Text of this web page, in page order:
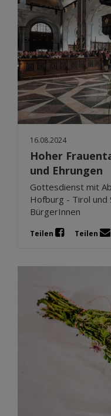
16.08.2024
Hoher
und Ehrungen
Gottesdienst mit
Hofburg - Tirol
BürgerInnen
Teilen Teilen